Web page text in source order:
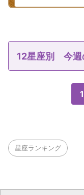
12星座別 今週
1
星座ランキング